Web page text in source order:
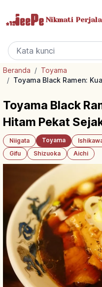
Nikmati
Beranda / Toyama
/ Toyama Black Ramen:
Toyama Black
Hitam Pekat
Niigata Toyama
Gifu
Shizuoka Aichi